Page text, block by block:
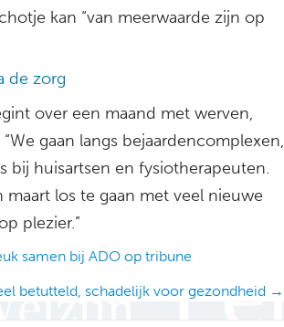
kan “van meerwaarde zijn op
de zorg
over een maand met werven,
gaan langs bejaardencomplexen,
bij huisartsen en fysiotherapeuten.
maart los te gaan met veel nieuwe
plezier.”
samen bij ADO op tribune
betutteld, schadelijk voor gezondheid →